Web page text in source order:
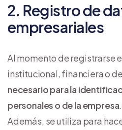
2. Registro de
empresariales
Al momento de registrarse
institucional, financiera o
necesario para la
personales o de la empresa
Además, se utiliza para